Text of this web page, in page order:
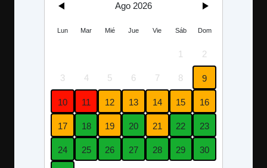
Ago 2026
Lun Mar Mié Jue Vie Sáb Dom
1 2
3 4 5 6 7 8 9
10 11 12 13 14 15 16
17 18 19 20 21 22 23
24 25 26 27 28 29 30